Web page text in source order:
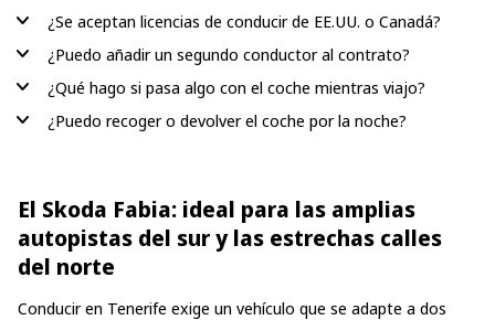
¿Se aceptan licencias de conducir de EE.UU. o Canadá?
¿Puedo añadir un segundo conductor al contrato?
¿Qué hago si pasa algo con el coche mientras viajo?
¿Puedo recoger o devolver el coche por la noche?
El Skoda Fabia: ideal para las amplias
autopistas del sur y las estrechas calles
del norte
Conducir en Tenerife exige un vehículo que se adapte a dos